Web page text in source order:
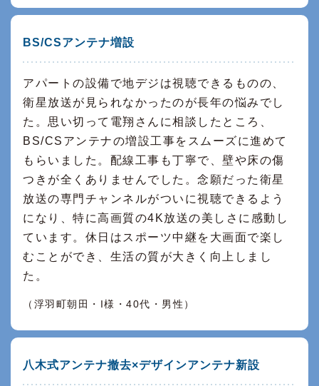
BS/CSアンテナ増設
アパートの設備で地デジは視聴できるものの、
衛星放送が見られなかったのが長年の悩みでし
た。思い切って電翔さんに相談したところ、
BS/CSアンテナの増設工事をスムーズに進めて
もらいました。配線工事も丁寧で、壁や床の傷
つきが全くありませんでした。念願だった衛星
放送の専門チャンネルがついに視聴できるよう
になり、特に高画質の4K放送の美しさに感動し
ています。休日はスポーツ中継を大画面で楽し
むことができ、生活の質が大きく向上しまし
た。
（浮羽町朝田・I様・40代・男性）
八木式アンテナ撤去×デザインアンテナ新設